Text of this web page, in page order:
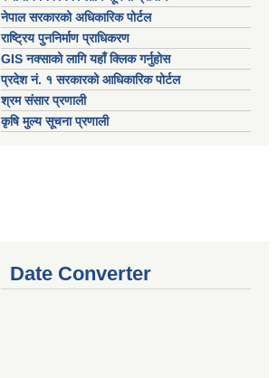
नेपाल सरकारको अधिकारिक पोर्टल
राष्ट्रिय पुननिर्माण प्राधिकरण
GIS नक्साको लागि यहाँ क्लिक गर्नुहोस
प्रदेश नं. १ सरकारको आधिकारिक पोर्टल
श्रम संसार प्रणाली
कृषि मुल्य सूचना प्रणाली
Date Converter